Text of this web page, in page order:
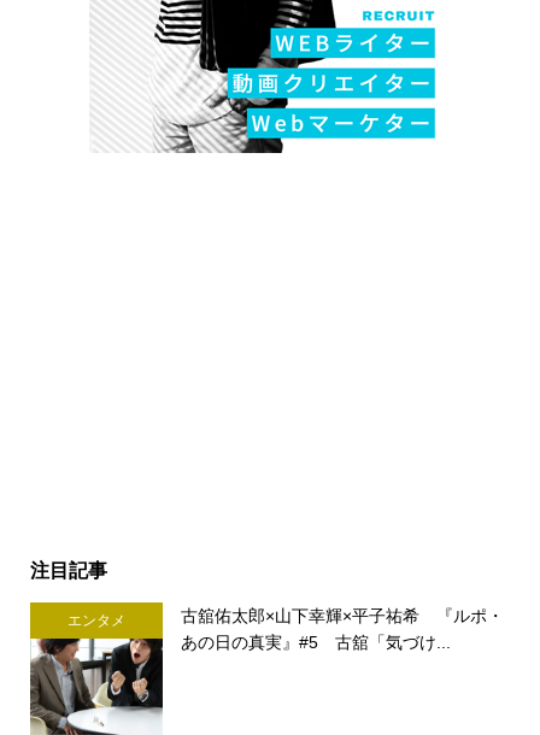
注目記事
エンタメ
古舘佑太郎×山下幸輝×平子祐希 『ルポ・
あの日の真実』#5 古舘「気づけ...